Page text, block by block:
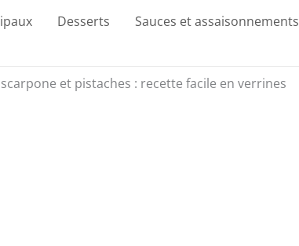
Desserts Sauces et assaisonnements
et pistaches : recette facile en verrines
h